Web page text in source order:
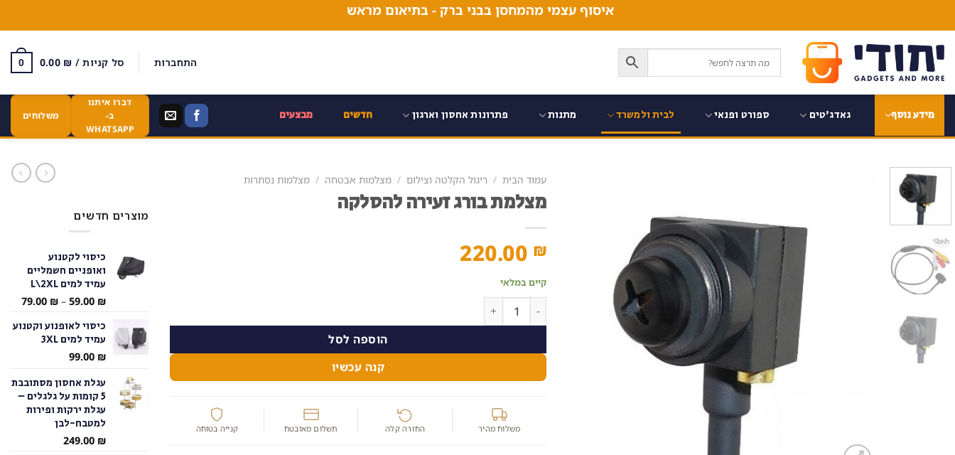
content
איסוף עצמי מהמחסן בבני ברק - בתיאום מראש
התחברות סל קניות / 0.00 ₪
0
מידע נוסף גאדג'טים ספורט ופנאי לבית ולמשרד מתנות פתרונות אחסון וארגון חדשים מבצעים
דברו איתנו
ב-
WHATSAPP
משלוחים
עמוד הבית / ריגול הקלטה וצילום / מצלמות אבטחה / מצלמות נסתרות
מצלמת בורג זעירה להסלקה
220.00 ₪
קיים במלאי
כמות של מצלמת בורג זעירה להסלקה
הוספה לסל
קנה עכשיו
משלוח מהיר החזרה קלה תשלום מאובטח קנייה בטוחה
מוצרים חדשים
כיסוי לקטנוע
ואופניים חשמליים
עמיד למים L\2XL
59.00 ₪
–
79.00 ₪
טווח
כיסוי לאופנוע וקטנוע
עמיד למים 3XL
99.00 ₪
עגלת אחסון מסתובבת
5 קומות על גלגלים –
עגלת ירקות ופירות
למטבח-לבן
249.00 ₪